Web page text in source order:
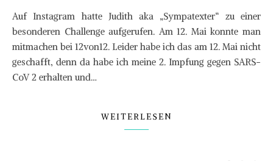
Auf Instagram hatte Judith aka „Sympatexter“ zu einer
besonderen Challenge aufgerufen. Am 12. Mai konnte man
mitmachen bei 12von12. Leider habe ich das am 12. Mai nicht
geschafft, denn da habe ich meine 2. Impfung gegen SARS-
CoV 2 erhalten und…
WEITERLESEN